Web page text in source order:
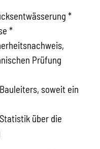
*
*
Prüfung
soweit ein
über die